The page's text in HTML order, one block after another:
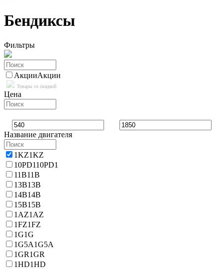
Бендиксы
Фильтры
АкцииАкции
Товары со скидкой
Цена
Название двигателя
1KZ1KZ
10PD110PD1
11B11B
13B13B
14B14B
15B15B
1AZ1AZ
1FZ1FZ
1G1G
1G5A1G5A
1GR1GR
1HD1HD